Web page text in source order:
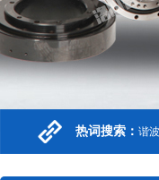
热词搜索： 谐